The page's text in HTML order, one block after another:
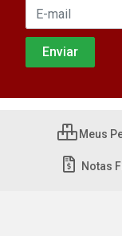
Meus
Notas